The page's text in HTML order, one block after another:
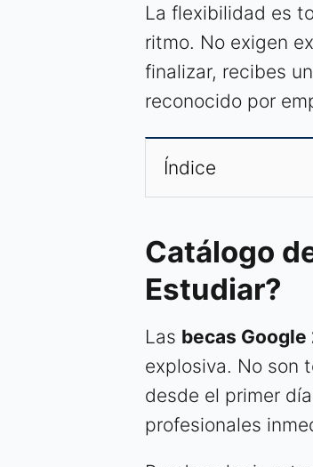
La flexibilidad es
ritmo. No exigen
finalizar, recibes
reconocido por
Índice
Catálogo
Estudiar?
Las becas Google
explosiva. No son
desde el primer
profesionales